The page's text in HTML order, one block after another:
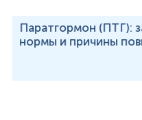
Паратгормон (ПТГ):
нормы и причины